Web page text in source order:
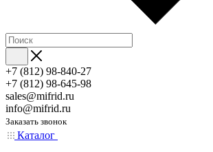
+7 (812) 98-840-27
+7 (812) 98-645-98
sales@mifrid.ru
info@mifrid.ru
Заказать звонок
Каталог